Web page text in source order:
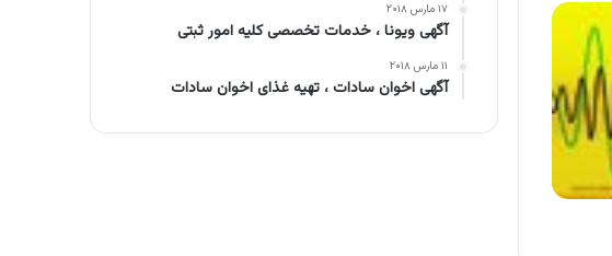
۱۷ مارس ۲۰۱۸
آگهی ویونا ، خدمات تخصصی کلیه امور ثبتی
۱۱ مارس ۲۰۱۸
آگهی اخوان سادات ، تهیه غذای اخوان سادات